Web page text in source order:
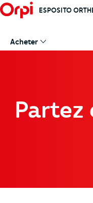
ESPOSITO
Acheter
Partez